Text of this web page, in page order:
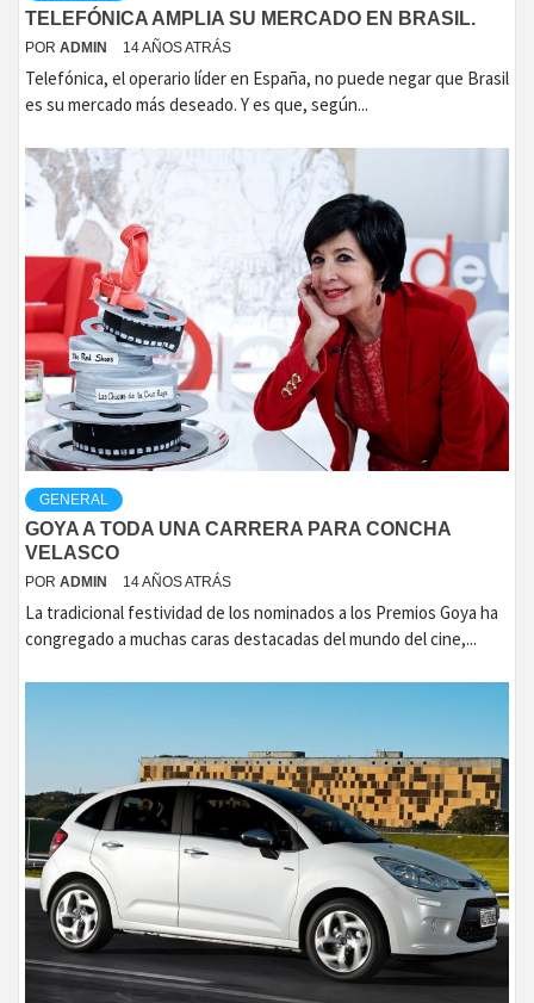
TELEFÓNICA AMPLIA SU MERCADO EN BRASIL.
POR ADMIN 14 AÑOS ATRÁS
Telefónica, el operario líder en España, no puede negar que Brasil
es su mercado más deseado. Y es que, según...
GENERAL
GOYA A TODA UNA CARRERA PARA CONCHA
VELASCO
POR ADMIN 14 AÑOS ATRÁS
La tradicional festividad de los nominados a los Premios Goya ha
congregado a muchas caras destacadas del mundo del cine,...